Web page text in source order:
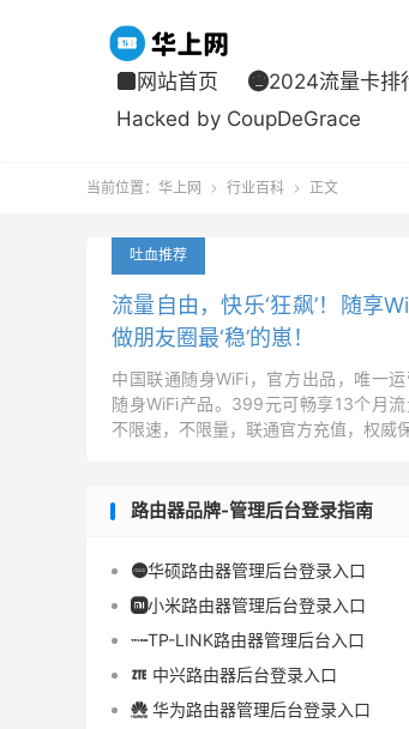
 网站首页 2024流量卡排
Hacked by CoupDeGrace
当前位置： 华上网  行业百科  正文
吐血推荐
流量自由，快乐‘狂飙’！随享
做朋友圈最‘稳’的崽！
中国联通随身WiFi，官方出品，唯一
随身WiFi产品。399元可畅享13个月流
不限速，不限量，联通官方充值，权威保
路由器品牌-管理后台登录指南
华硕路由器管理后台登录入口
小米路由器管理后台登录入口
TP-LINK路由器管理后台入口
 中兴路由器后台登录入口
 华为路由器管理后台登录入口